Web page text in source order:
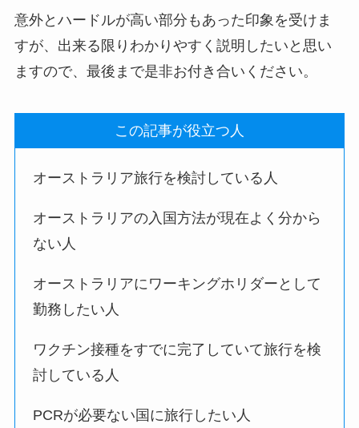
意外とハードルが高い部分もあった印象を受けま
すが、出来る限りわかりやすく説明したいと思い
ますので、最後まで是非お付き合いください。
この記事が役立つ人
オーストラリア旅行を検討している人
オーストラリアの入国方法が現在よく分から
ない人
オーストラリアにワーキングホリダーとして
勤務したい人
ワクチン接種をすでに完了していて旅行を検
討している人
PCRが必要ない国に旅行したい人